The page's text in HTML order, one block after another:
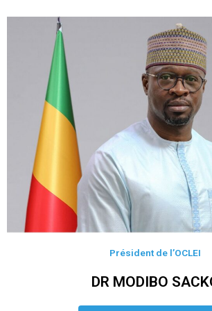
Président de l’OCLEI
DR MODIBO